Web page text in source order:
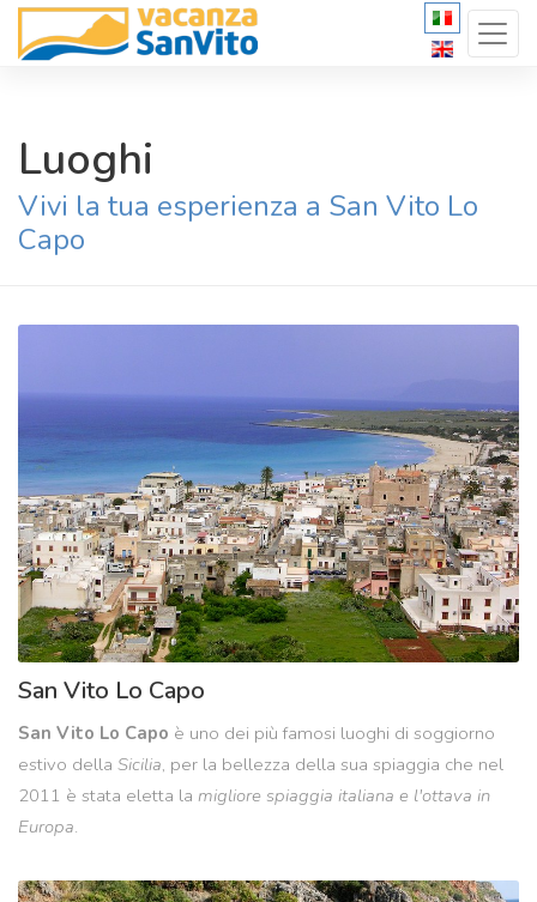
Luoghi
Vivi la tua esperienza a San Vito Lo
Capo
San Vito Lo Capo
San Vito Lo Capo è uno dei più famosi luoghi di soggiorno
estivo della Sicilia, per la bellezza della sua spiaggia che nel
2011 è stata eletta la migliore spiaggia italiana e l'ottava in
Europa.